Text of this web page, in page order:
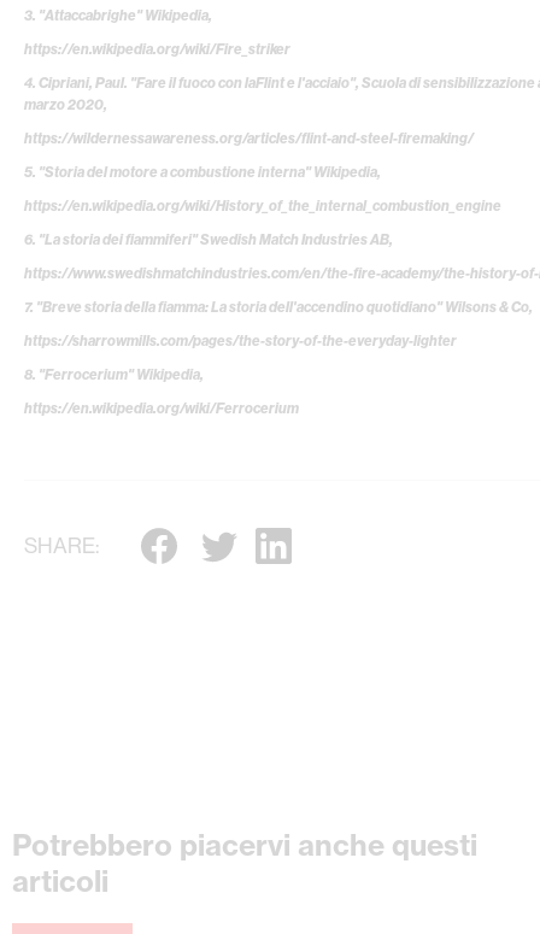
3. "Attaccabrighe" Wikipedia,
https://en.wikipedia.org/wiki/Fire_striker
4. Cipriani, Paul. "Fare il fuoco con laFlint e l'acciaio", Scuola di
marzo 2020,
https://wildernessawareness.org/articles/flint-and-steel-firemaking/
5. "Storia del motore a combustione interna" Wikipedia,
https://en.wikipedia.org/wiki/History_of_the_internal_combustion_engine
6. "La storia dei fiammiferi" Swedish Match Industries AB,
https://www.swedishmatchindustries.com/en/the-fire-academy/the-history-
7. "Breve storia della fiamma: La storia dell'accendino quotidiano" Wilsons & Co,
https://sharrowmills.com/pages/the-story-of-the-everyday-lighter
8. "Ferrocerium" Wikipedia,
https://en.wikipedia.org/wiki/Ferrocerium
SHARE:
Potrebbero piacervi anche questi
articoli